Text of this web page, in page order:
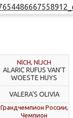
NlCH, NlJCH
ALARIC RUFUS VAN’T
WOESTE HUYS
VALERA’S OLIVIA
Грандчемпион России,
Чемпион